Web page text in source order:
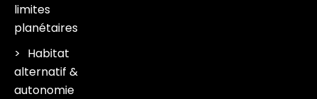
limites
planétaires
Habitat
alternatif &
autonomie